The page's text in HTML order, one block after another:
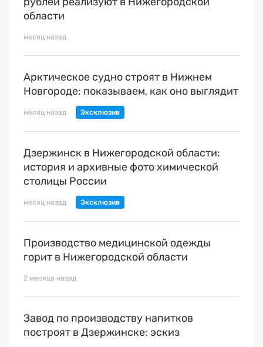
области
месяц назад
Арктическое судно строят в Нижнем
Новгороде: показываем, как оно выглядит
месяц назад
Дзержинск в Нижегородской области:
история и архивные фото химической
столицы России
месяц назад
Производство медицинской одежды
горит в Нижегородской области
2 месяца назад
Завод по производству напитков
построят в Дзержинске: эскиз